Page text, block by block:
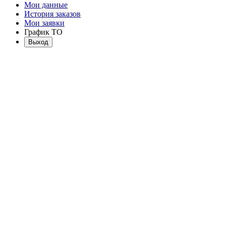
Мои данные
История заказов
Мои заявки
График ТО
Выход